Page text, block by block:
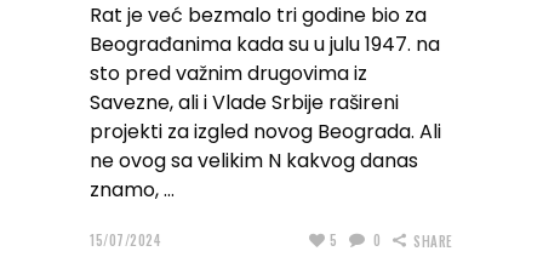
Rat je već bezmalo tri godine bio za
Beograđanima kada su u julu 1947. na
sto pred važnim drugovima iz
Savezne, ali i Vlade Srbije rašireni
projekti za izgled novog Beograda. Ali
ne ovog sa velikim N kakvog danas
znamo,
15/07/2024 5 0 SHARE